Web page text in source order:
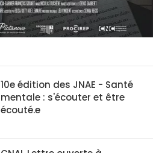
10e édition des JNAE - Santé
mentale : s'écouter et être
écouté.e